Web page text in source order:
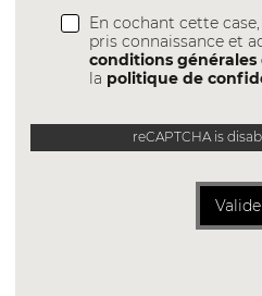
En cochant cette
pris connaissance et
conditions
la politique de
reCAPTCHA is